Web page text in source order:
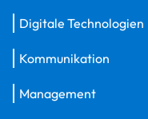
Digitale Technologien
Kommunikation
Management